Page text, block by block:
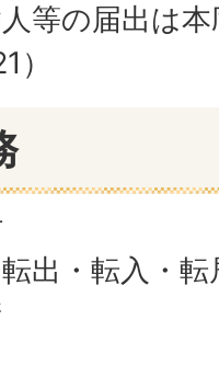
等の届出は
出・転入・